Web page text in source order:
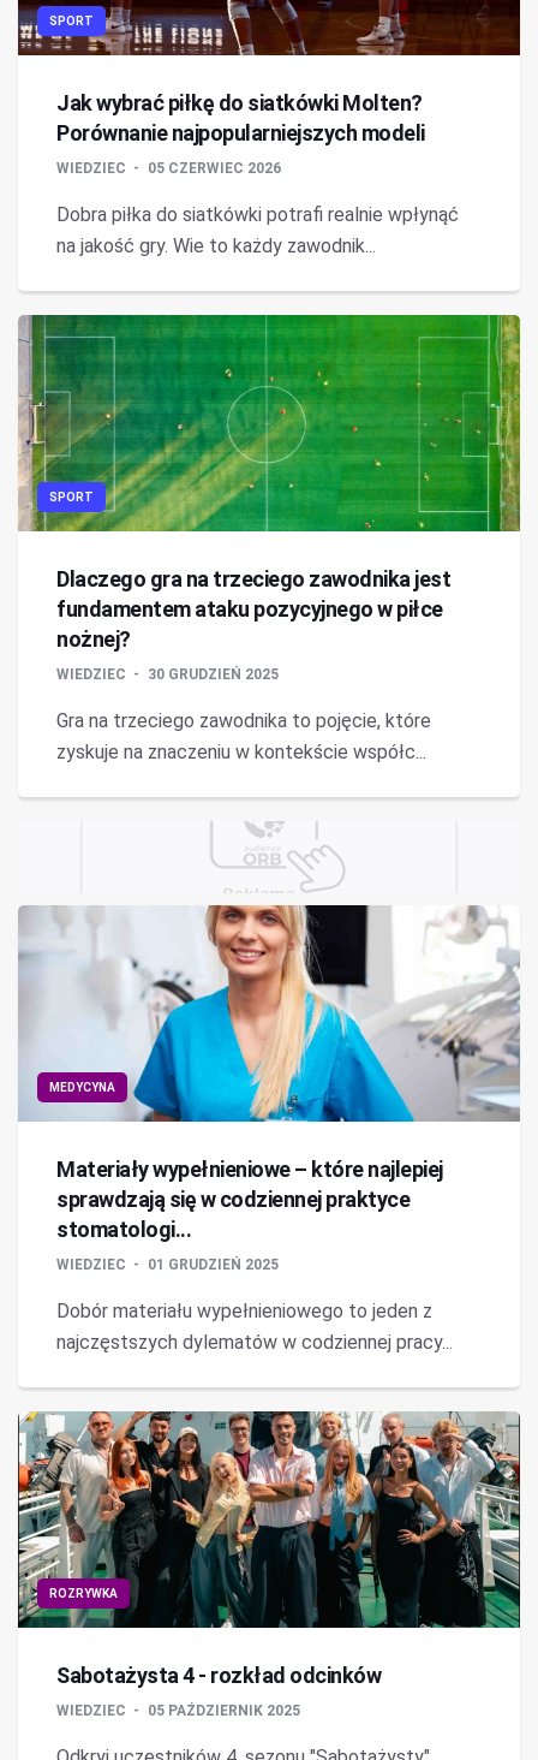
SPORT
Jak wybrać piłkę do siatkówki Molten?
Porównanie najpopularniejszych modeli
WIEDZIEC 05 CZERWIEC 2026
Dobra piłka do siatkówki potrafi realnie wpłynąć
na jakość gry. Wie to każdy zawodnik...
SPORT
Dlaczego gra na trzeciego zawodnika jest
fundamentem ataku pozycyjnego w piłce
nożnej?
WIEDZIEC 30 GRUDZIEŃ 2025
Gra na trzeciego zawodnika to pojęcie, które
zyskuje na znaczeniu w kontekście współc...
MEDYCYNA
Materiały wypełnieniowe – które najlepiej
sprawdzają się w codziennej praktyce
stomatologi...
WIEDZIEC 01 GRUDZIEŃ 2025
Dobór materiału wypełnieniowego to jeden z
najczęstszych dylematów w codziennej pracy...
ROZRYWKA
Sabotażysta 4 - rozkład odcinków
WIEDZIEC 05 PAŹDZIERNIK 2025